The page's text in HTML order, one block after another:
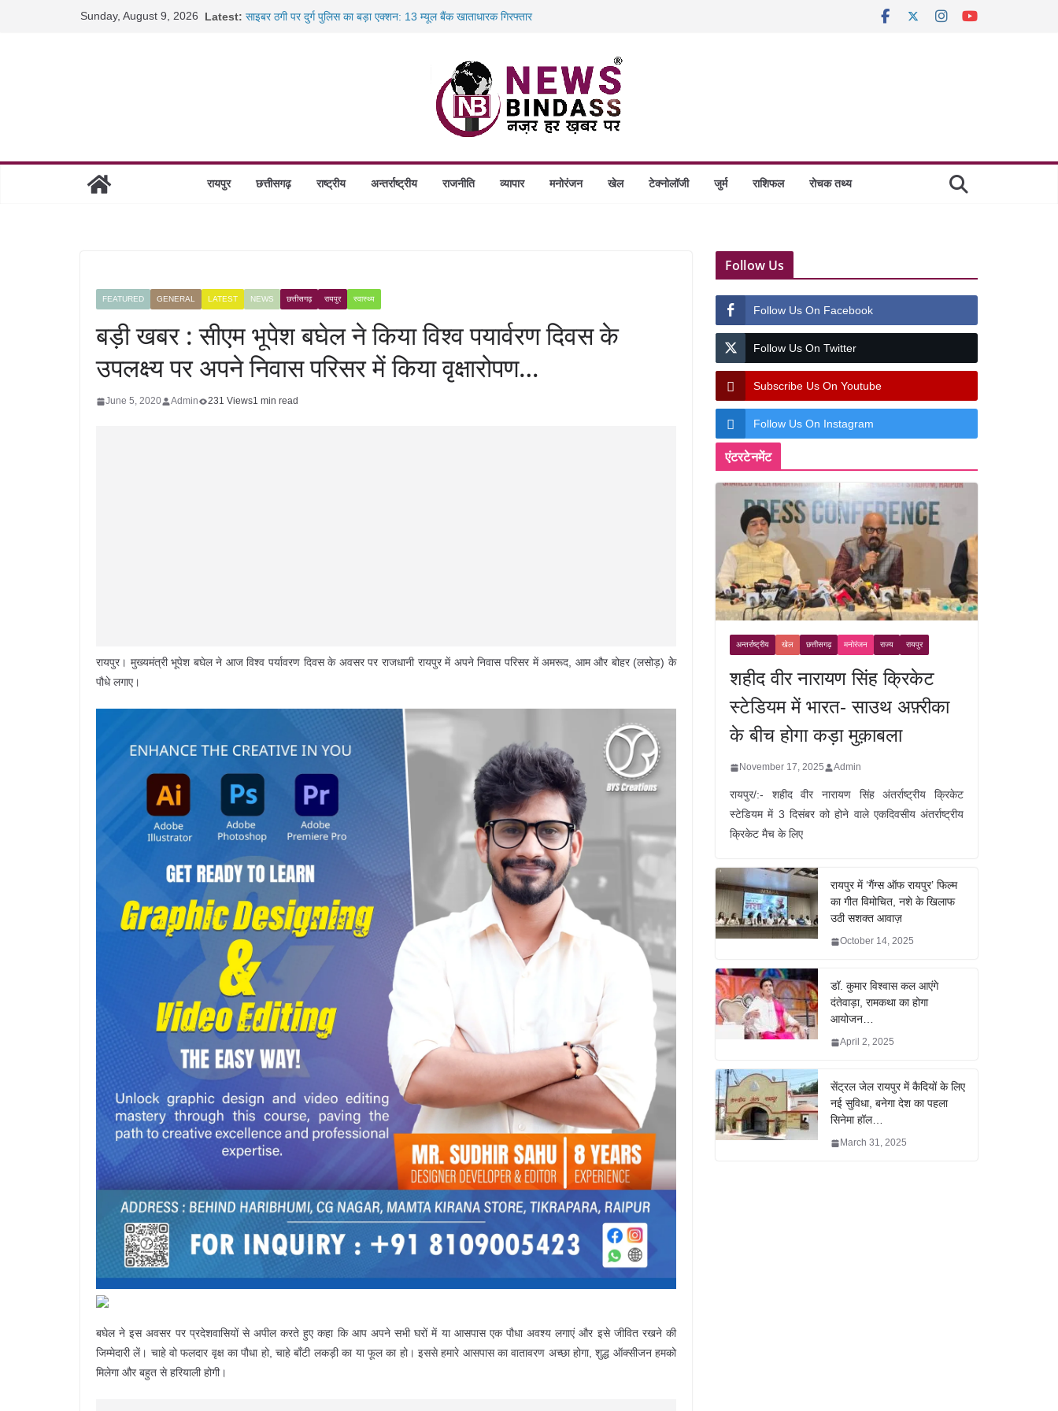
Sunday, August 9, 2026 Latest: साइबर ठगी पर दुर्ग पुलिस का बड़ा एक्शन: 13 म्यूल बैंक खाताधारक गिरफ्तार
रायपुर में कल्याण ज्वेलर्स में डकैती की साजिश नाकाम, दिल्ली-बिहार
छत्तीसगढ़ में 1460 गोधाम होंगे स्थापित, हर विकासखंड के 10 उत्कृष्ट गोठानों
रायपुर छत्तीसगढ़ राष्ट्रीय अन्तर्राष्ट्रीय राजनीति व्यापार मनोरंजन खेल टेक्नोलॉजी जुर्म राशिफल रोचक तथ्य
FEATURED GENERAL LATEST NEWS छत्तीसगढ़ रायपुर स्वास्थ्य
बड़ी खबर : सीएम भूपेश बघेल ने किया विश्व पयार्वरण दिवस के
उपलक्ष्य पर अपने निवास परिसर में किया वृक्षारोपण…
June 5, 2020 Admin 231 Views1 min read
रायपुर। मुख्यमंत्री भूपेश बघेल ने आज विश्व पर्यावरण दिवस के अवसर पर राजधानी रायपुर में अपने निवास परिसर में अमरूद, आम और बोहर (लसोड़) केे
पौधे लगाए।
बघेल ने इस अवसर पर प्रदेशवासियों से अपील करते हुए कहा कि आप अपने सभी घरों में या आसपास एक पौधा अवश्य लगाएं और इसे जीवित रखने की
जिम्मेदारी लें। चाहे वो फलदार वृक्ष का पौधा हो, चाहे बाँटी लकड़ी का या फूल का हो। इससे हमारे आसपास का वातावरण अच्छा होगा, शुद्ध ऑक्सीजन हमको
मिलेगा और बहुत से हरियाली होगी।
Follow Us
Follow Us On Facebook
Follow Us On Twitter
Subscribe Us On Youtube
Follow Us On Instagram
एंटरटेनमेंट
अन्तर्राष्ट्रीय खेल छत्तीसगढ़ मनोरंजन राज्य रायपुर
शहीद वीर नारायण सिंह क्रिकेट
स्टेडियम में भारत- साउथ अफ़्रीका
के बीच होगा कड़ा मुक़ाबला
November 17, 2025 Admin
रायपुर/:- शहीद वीर नारायण सिंह अंतर्राष्ट्रीय क्रिकेट
स्टेडियम में 3 दिसंबर को होने वाले एकदिवसीय अंतर्राष्ट्रीय
क्रिकेट मैच के लिए
रायपुर में ‘गैंग्स ऑफ रायपुर’ फिल्म
का गीत विमोचित, नशे के खिलाफ
उठी सशक्त आवाज़
October 14, 2025
डॉ. कुमार विश्वास कल आएंगे
दंतेवाड़ा, रामकथा का होगा
आयोजन…
April 2, 2025
सेंट्रल जेल रायपुर में कैदियों के लिए
नई सुविधा, बनेगा देश का पहला
सिनेमा हॉल…
March 31, 2025